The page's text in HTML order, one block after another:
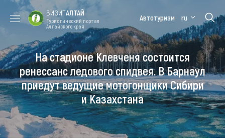
Форум VISIT
ALTAI
Цветение
маральника
Медицинский
форум
Алтайская
зимовка
Туры
Где побывать
Чем заняться
ВИЗИТАЛТАЙ
Туристический портал
Алтайского края
Автотуризм ru
На стадионе Клевченя состоится
ренессанс ледового спидвея. В Барнаул
приедут ведущие мотогонщики Сибири
и Казахстана